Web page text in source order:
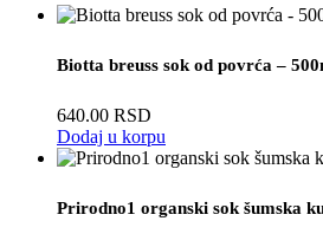
Biotta breuss sok od povrća –
640.00 RSD
Dodaj u korpu
Prirodno1 organski sok šumska